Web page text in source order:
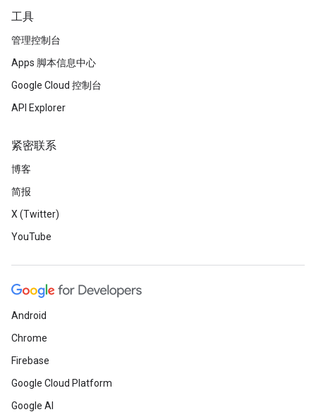
工具
管理控制台
Apps 脚本信息中心
Google Cloud 控制台
API Explorer
紧密联系
博客
简报
X (Twitter)
YouTube
Android
Chrome
Firebase
Google Cloud Platform
Google AI